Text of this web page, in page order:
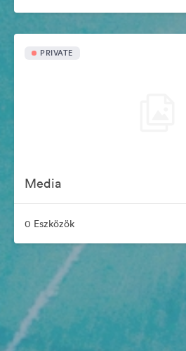
PRIVATE
Media
0 Eszközök